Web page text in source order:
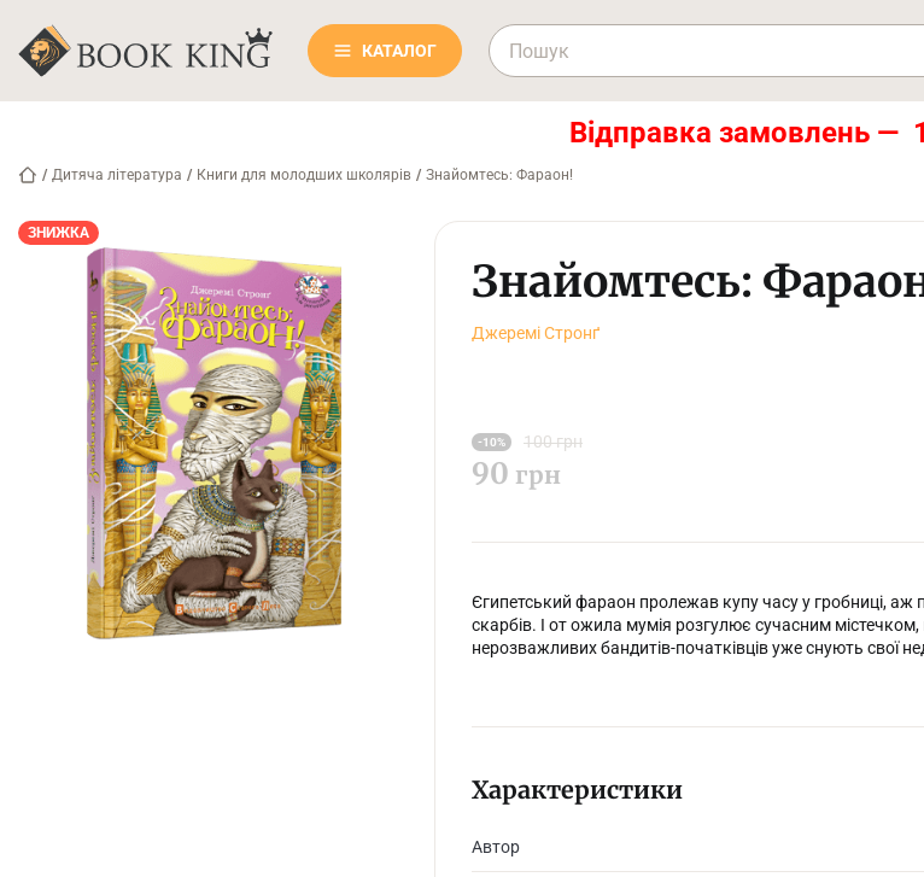
КАТАЛОГ
Відправка замовлень —
/ Дитяча література / Книги для молодших школярів / Знайомтесь: Фараон!
ЗНИЖКА
Знайомтесь:
Джеремі Стронґ
-10% 100 грн
90 грн
Єгипетський фараон пролежав купу часу у гроб­ниці,
скар­бів. І от ожила мумія розгулює сучасним
нерозважливих бандитів-початківців уже снують свої
Характеристики
Автор